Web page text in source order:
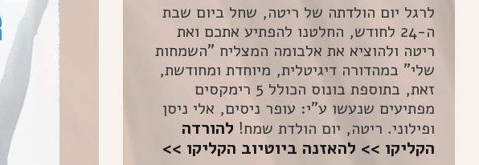
לרגל יום הולדתה של ריטה, שחל ביום שבת
ה-24 לחודש,
החלטנו להפתיע אתכם ואת
ריטה ולהוציא את אלבומה המצליח "השמחות
שלי" במהדורה דיגיטלית, מיוחדת ומחודשת,
זאת, בתוספת בונוס הכולל 5 רימקסים
מפתיעים שנעשו ע"י: עופר ניסים, אלי ניסן
ופילוני. ריטה, יום הולדת שמח! להורדה
הקליקו >> להאזנה ביוטיוב הקליקו >>